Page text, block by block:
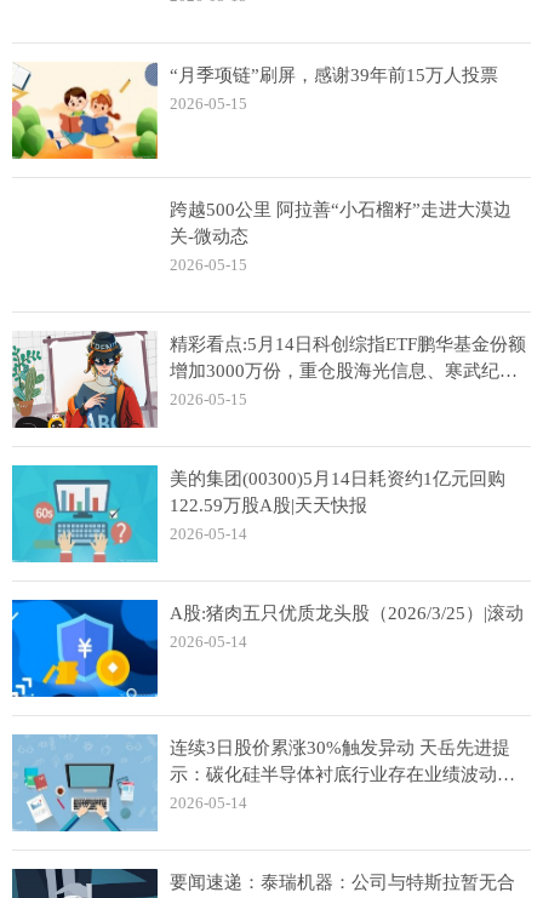
“月季项链”刷屏，感谢39年前15万人投票
2026-05-15
跨越500公里 阿拉善“小石榴籽”走进大漠边
关-微动态
2026-05-15
精彩看点:5月14日科创综指ETF鹏华基金份额
增加3000万份，重仓股海光信息、寒武纪、
摩尔线程
2026-05-15
美的集团(00300)5月14日耗资约1亿元回购
122.59万股A股|天天快报
2026-05-14
A股:猪肉五只优质龙头股（2026/3/25）|滚动
2026-05-14
连续3日股价累涨30%触发异动 天岳先进提
示：碳化硅半导体衬底行业存在业绩波动风
险_聚焦
2026-05-14
要闻速递：泰瑞机器：公司与特斯拉暂无合